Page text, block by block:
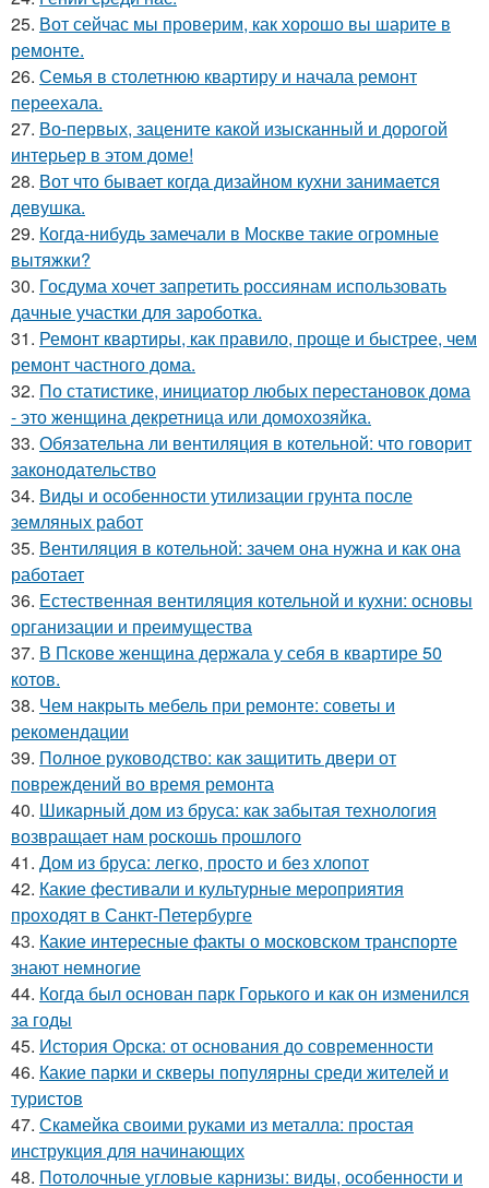
25. Вот сейчас мы проверим, как хорошо вы шарите в
ремонте.
26. Семья в столетнюю квартиру и начала ремонт
переехала.
27. Во-первых, зацените какой изысканный и дорогой
интерьер в этом доме!
28. Вот что бывает когда дизайном кухни занимается
девушка.
29. Когда-нибудь замечали в Москве такие огромные
вытяжки?
30. Госдума хочет запретить россиянам использовать
дачные участки для зароботка.
31. Ремонт квартиры, как правило, проще и быстрее, чем
ремонт частного дома.
32. По статистике, инициатор любых перестановок дома
- это женщина декретница или домохозяйка.
33. Обязательна ли вентиляция в котельной: что говорит
законодательство
34. Виды и особенности утилизации грунта после
земляных работ
35. Вентиляция в котельной: зачем она нужна и как она
работает
36. Естественная вентиляция котельной и кухни: основы
организации и преимущества
37. В Пскове женщина держала у себя в квартире 50
котов.
38. Чем накрыть мебель при ремонте: советы и
рекомендации
39. Полное руководство: как защитить двери от
повреждений во время ремонта
40. Шикарный дом из бруса: как забытая технология
возвращает нам роскошь прошлого
41. Дом из бруса: легко, просто и без хлопот
42. Какие фестивали и культурные мероприятия
проходят в Санкт-Петербурге
43. Какие интересные факты о московском транспорте
знают немногие
44. Когда был основан парк Горького и как он изменился
за годы
45. История Орска: от основания до современности
46. Какие парки и скверы популярны среди жителей и
туристов
47. Скамейка своими руками из металла: простая
инструкция для начинающих
48. Потолочные угловые карнизы: виды, особенности и